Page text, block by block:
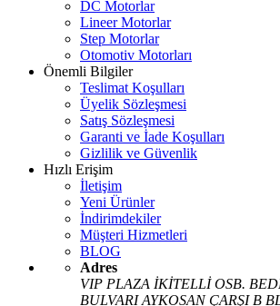
DC Motorlar
Lineer Motorlar
Step Motorlar
Otomotiv Motorları
Önemli Bilgiler
Teslimat Koşulları
Üyelik Sözleşmesi
Satış Sözleşmesi
Garanti ve İade Koşulları
Gizlilik ve Güvenlik
Hızlı Erişim
İletişim
Yeni Ürünler
İndirimdekiler
Müşteri Hizmetleri
BLOG
Adres
VIP PLAZA İKİTELLİ OSB.
BULVARI AYKOSAN ÇARŞI B